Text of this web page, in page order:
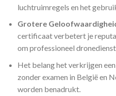
luchtruimregels en het
Grotere
certificaat verbetert je
om professioneel
Het belang het verkrijgen een
zonder examen in België en
worden benadrukt.